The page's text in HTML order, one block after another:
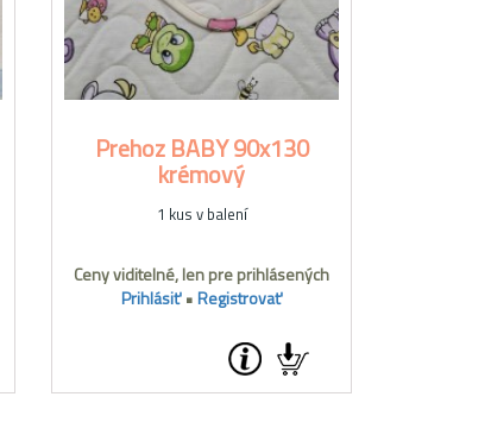
Prehoz BABY 90x130
krémový
1 kus v balení
Ceny viditelné, len pre prihlásených
Prihlásiť•Registrovať